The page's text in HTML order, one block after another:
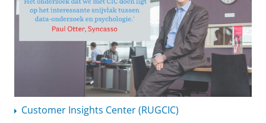
Customer Insights Center (RUGCIC)